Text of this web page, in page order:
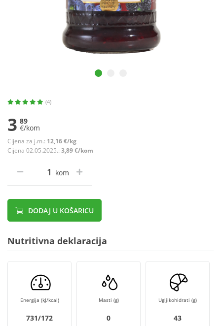
(4)
3 89
€/kom
Cijena za j.m.: 12,16 €/kg
Cijena 02.05.2025.: 3,89 €/kom
kom
DODAJ U KOŠARICU
Nutritivna deklaracija
Energija (kJ/kcal)
731/172
Masti (g)
0
Ugljikohidrati (g)
43